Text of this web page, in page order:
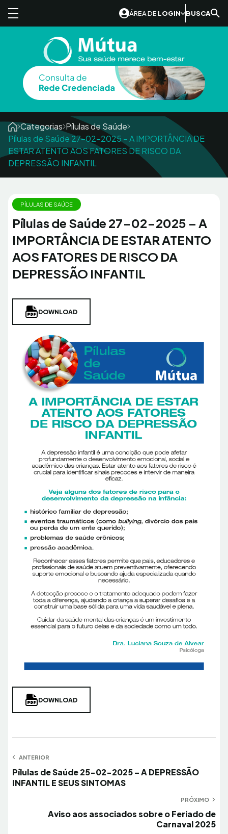
ÁREA DE LOGIN BUSCA
Categorias Pílulas de Saúde
Pílulas de Saúde 27-02-2025 – A IMPORTÂNCIA DE
ESTAR ATENTO AOS FATORES DE RISCO DA
DEPRESSÃO INFANTIL
PÍLULAS DE SAÚDE
Pílulas de Saúde 27-02-2025 – A
IMPORTÂNCIA DE ESTAR ATENTO
AOS FATORES DE RISCO DA
DEPRESSÃO INFANTIL
DOWNLOAD
DOWNLOAD
Navegação
de
ANTERIOR
Anterior
Pílulas de Saúde 25-02-2025 – A DEPRESSÃO
INFANTIL E SEUS SINTOMAS
PRÓXIMO
Aviso aos associados sobre o Feriado de
Carnaval 2025